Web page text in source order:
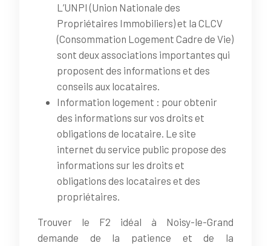
L’UNPI (Union Nationale des
Propriétaires Immobiliers) et la CLCV
(Consommation Logement Cadre de Vie)
sont deux associations importantes qui
proposent des informations et des
conseils aux locataires.
Information logement : pour obtenir
des informations sur vos droits et
obligations de locataire. Le site
internet du service public propose des
informations sur les droits et
obligations des locataires et des
propriétaires.
Trouver le F2 idéal à Noisy-le-Grand
demande de la patience et de la